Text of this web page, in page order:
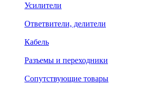
Усилители
Ответвители, делители
Кабель
Разъемы и переходники
Сопутствующие товары